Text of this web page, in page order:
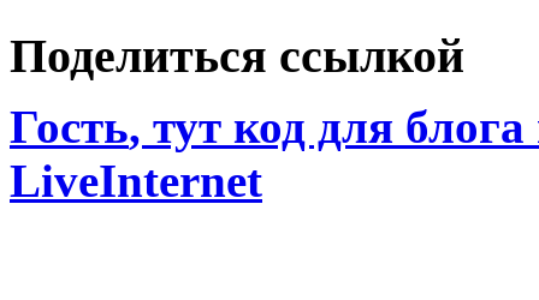
Поделиться ссылкой
Гость, тут код для
LiveInternet